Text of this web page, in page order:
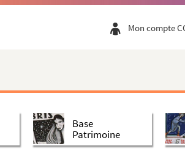
Mon compte
Base
Patrimoine